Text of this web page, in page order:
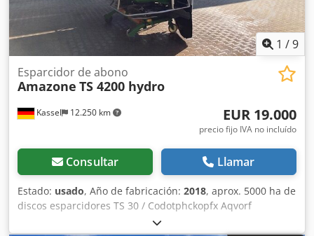
1 /9
Kassel 12.250 km
Esparcidor de abono
Amazone TS 4200 hydro
EUR 19.000
precio fijo IVA no incluído
Consultar Llamar
Estado: usado, Año de fabricación: 2018, aprox. 5000 ha de
discos esparcidores TS 30 / Codotphckopfx Aqvorf